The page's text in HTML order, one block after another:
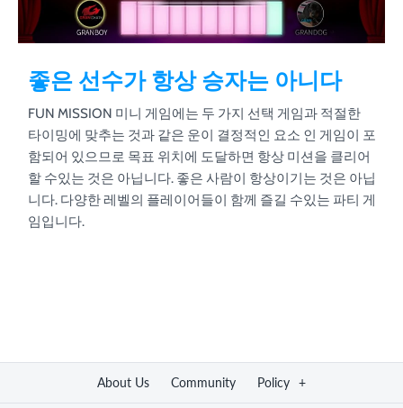
좋은 선수가 항상 승자는 아니다
FUN MISSION 미니 게임에는 두 가지 선택 게임과 적절한
타이밍에 맞추는 것과 같은 운이 결정적인 요소 인 게임이 포
함되어 있으므로 목표 위치에 도달하면 항상 미션을 클리어
할 수있는 것은 아닙니다. 좋은 사람이 항상이기는 것은 아닙
니다. 다양한 레벨의 플레이어들이 함께 즐길 수있는 파티 게
임입니다.
About Us Community Policy +